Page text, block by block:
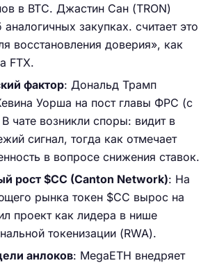
в BTC. Джастин Сан (TRON)
закупках. считает это
восстановления доверия», как
FTX.
фактор: Дональд Трамп
Уорша на пост главы ФРС (с
чате возникли споры: видит в
сигнал, тогда как отмечает
в вопросе снижения ставок.
рост $CC (Canton Network): На
рынка токен $CC вырос на
проект как лидера в нише
токенизации (RWA).
анлоков: MegaETH внедряет